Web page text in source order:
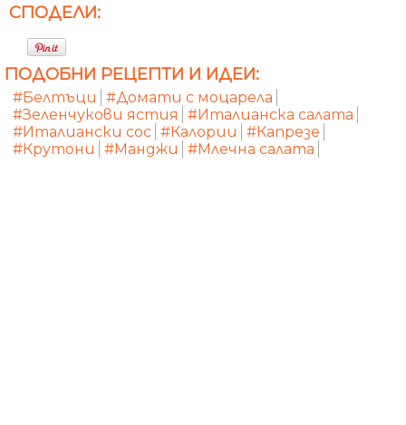
СПОДЕЛИ:
ПОДОБНИ РЕЦЕПТИ И ИДЕИ:
#Белтъци
#Домати с моцарела
#Зеленчукови ястия
#Италианска салата
#Италиански сос #Калории
#Капрезе
#Крутони
#Манджи #Млечна салата